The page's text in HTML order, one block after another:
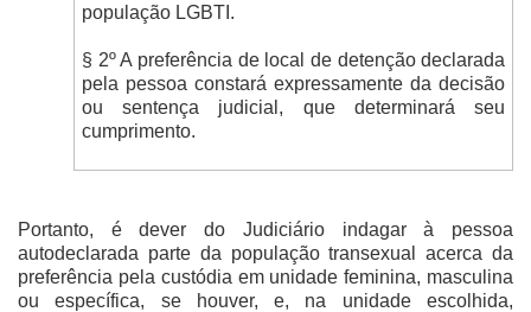
população LGBTI.
§ 2º A preferência de local de detenção declarada
pela pessoa constará expressamente da decisão
ou sentença judicial, que determinará seu
cumprimento.
Portanto, é dever do Judiciário indagar à pessoa
autodeclarada parte da população transexual acerca da
preferência pela custódia em unidade feminina, masculina
ou específica, se houver, e, na unidade escolhida,